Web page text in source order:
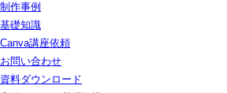
制作事例
基礎知識
Canva講座依頼
お問い合わせ
資料ダウンロード